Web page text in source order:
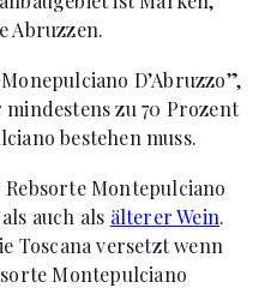
Abruzzen.
D’Abruzzo”,
zu 70 Prozent
bestehen muss.
Montepulciano
auch als älterer Wein.
Toscana versetzt wenn
Montepulciano